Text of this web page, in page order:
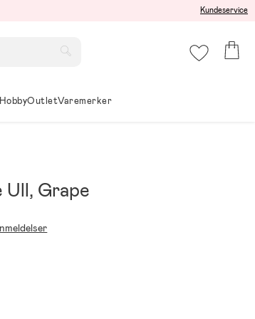
Kundeservice
OutletVaremerker
Ull, Grape